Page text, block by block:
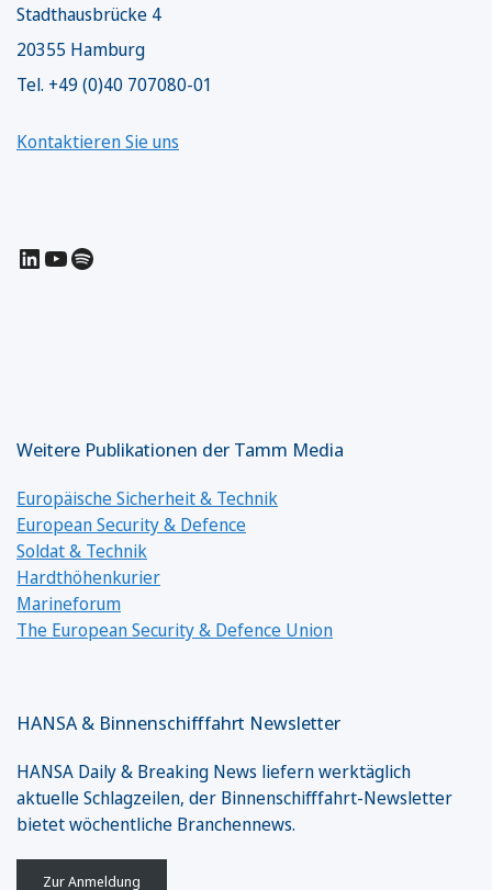
Stadthausbrücke 4
20355 Hamburg
Tel. +49 (0)40 707080-01
Kontaktieren Sie uns
LinkedIn
YouTube
Spotify
Weitere Publikationen der Tamm Media
Europäische Sicherheit & Technik
European Security & Defence
Soldat & Technik
Hardthöhenkurier
Marineforum
The European Security & Defence Union
HANSA & Binnenschifffahrt Newsletter
HANSA Daily & Breaking News liefern werktäglich
aktuelle Schlagzeilen, der Binnenschifffahrt-Newsletter
bietet wöchentliche Branchennews.
Zur Anmeldung